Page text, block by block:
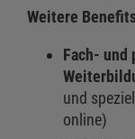
Weitere
Fach-
und
online)